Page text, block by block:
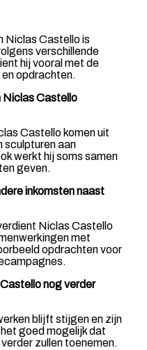
Niclas Castello is
verschillende
hij vooral met de
opdrachten.
Niclas Castello
Castello komen uit
sculpturen aan
werkt hij soms samen
geven.
inkomsten naast
Niclas Castello
met
opdrachten voor
nog verder
blijft stijgen en zijn
goed mogelijk dat
zullen toenemen.